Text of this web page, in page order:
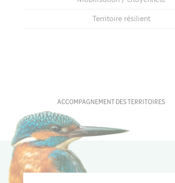
Territoire résilient
ACCOMPAGNEMENT DES TERRITOIRES